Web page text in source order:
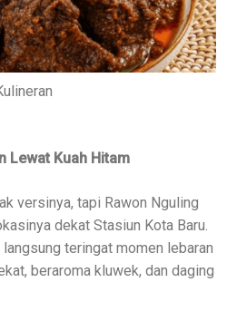
Lewat Kuah Hitam
versinya, tapi Rawon Nguling
dekat Stasiun Kota Baru.
teringat momen lebaran
beraroma kluwek, dan daging